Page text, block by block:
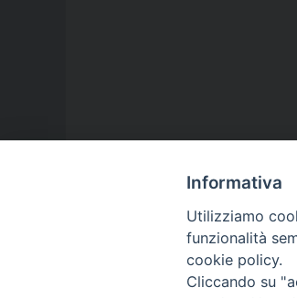
Informativa
Utilizziamo
funzionalità
cookie policy.
Cliccando su